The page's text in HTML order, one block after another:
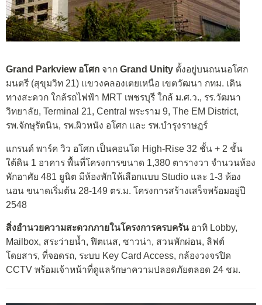
Grand Parkview อโศก จาก Grand Unity ตั้งอยู่บนถนนอโศก
มนตรี (สุขุมวิท 21) แขวงคลองเตยเหนือ เขตวัฒนา กทม. เดิน
ทางสะดวก ใกล้รถไฟฟ้า MRT เพชรบุรี ใกล้ ม.ศ.ว., รร.วัฒนา
วิทยาลัย, Terminal 21, Central พระราม 9, The EM District,
รพ.จักษุรัตนิน, รพ.ผิวหนัง อโศก และ รพ.บำรุงราษฎร์
แกรนด์ พาร์ค วิว อโศก เป็นคอนโด High-Rise 32 ชั้น + 2 ชั้น
ใต้ดิน 1 อาคาร พื้นที่โครงการขนาด 1,380 ตารางวา จำนวนห้อง
พักอาศัย 481 ยูนิต มีห้องพักให้เลือกแบบ Studio และ 1-3 ห้อง
นอน ขนาดเริ่มต้น 28-149 ตร.ม. โครงการสร้างเสร็จพร้อมอยู่ปี
2548
สิ่งอำนวยความสะดวกภายในโครงการครบครัน อาทิ Lobby,
Mailbox, สระว่ายน้ำ, ฟิตเนส, ซาวน่า, สวนพักผ่อน, ลิฟต์
โดยสาร, ที่จอดรถ, ระบบ Key Card Access, กล้องวงจรปิด
CCTV พร้อมเจ้าหน้าที่ดูแลรักษาความปลอดภัยตลอด 24 ชม.